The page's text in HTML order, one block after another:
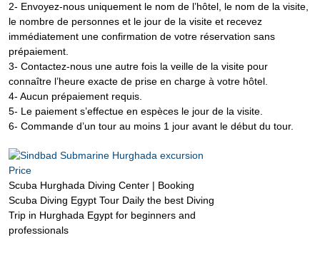
2- Envoyez-nous uniquement le nom de l’hôtel, le nom de la visite,
le nombre de personnes et le jour de la visite et recevez
immédiatement une confirmation de votre réservation sans
prépaiement.
3- Contactez-nous une autre fois la veille de la visite pour
connaître l’heure exacte de prise en charge à votre hôtel.
4- Aucun prépaiement requis.
5- Le paiement s’effectue en espèces le jour de la visite.
6- Commande d’un tour au moins 1 jour avant le début du tour.
Scuba Hurghada Diving Center | Booking
Scuba Diving Egypt Tour Daily the best Diving
Trip in Hurghada Egypt for beginners and
professionals